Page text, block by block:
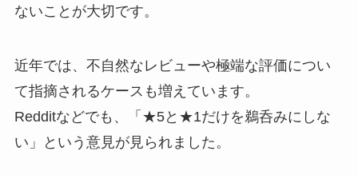
ないことが大切です。
近年では、不自然なレビューや極端な評価につい
て指摘されるケースも増えています。
Redditなどでも、「★5と★1だけを鵜呑みにしな
い」という意見が見られました。